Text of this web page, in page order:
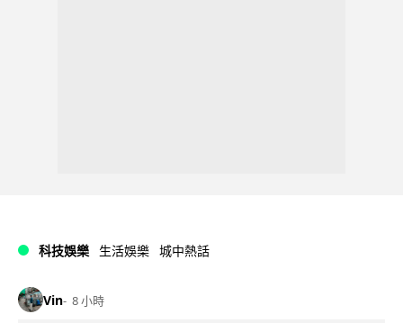
科技娛樂 生活娛樂 城中熱話
Vin 8 小時